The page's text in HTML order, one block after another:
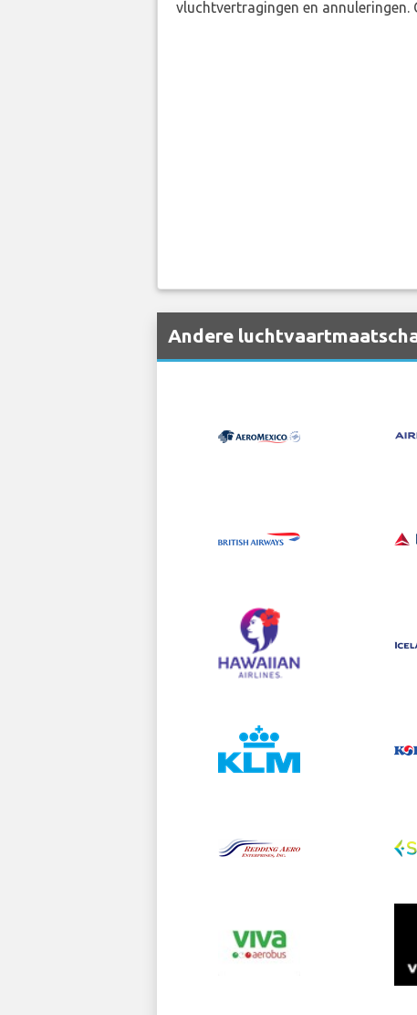
vluchtvertragingen en
Andere